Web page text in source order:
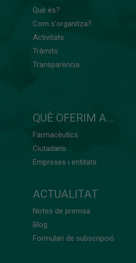
Què és?
Com s'organitza?
Activitats
Tràmits
Transparència
QUÈ OFERIM A...
Farmacèutics
Ciutadans
Empreses i entitats
ACTUALITAT
Notes de premsa
Blog
Formulari de subscripció